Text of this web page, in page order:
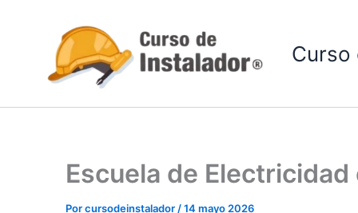
contenido
Curso
Escuela de
Porcursodeinstalador/14 mayo 2026